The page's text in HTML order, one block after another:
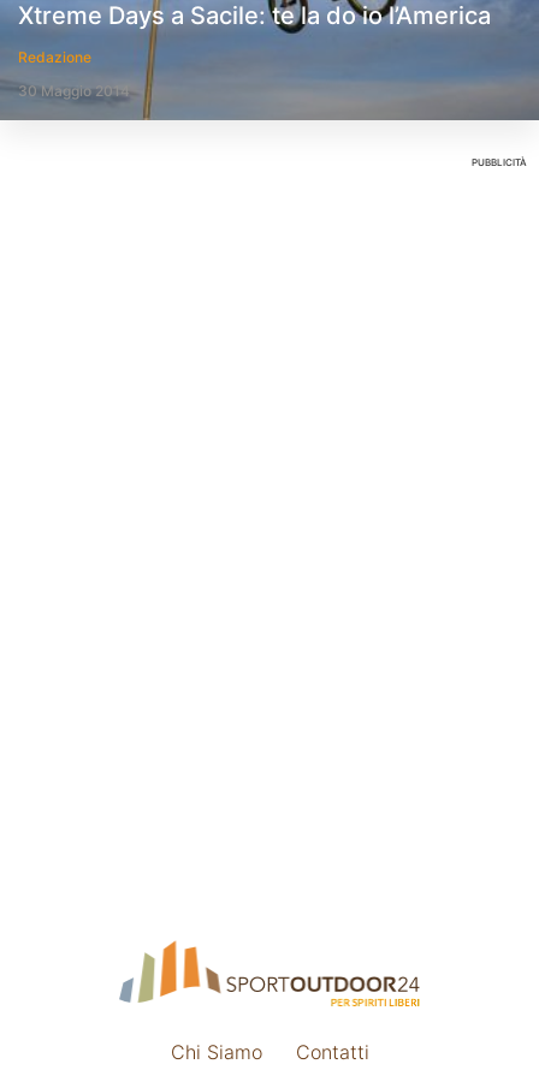
Xtreme Days a Sacile: te la do io l’America
Redazione
30 Maggio 2014
PUBBLICITÀ
Chi Siamo Contatti